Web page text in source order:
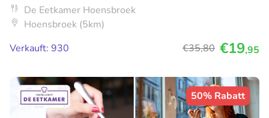
De Eetkamer Hoensbroek
Hoensbroek (5km)
Verkauft: 930
€35,80 €19,95
50% Rabatt